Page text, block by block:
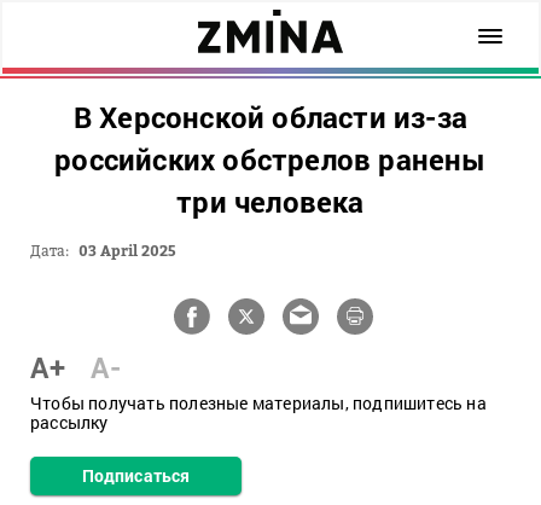
В Херсонской области из-за
российских обстрелов ранены
три человека
Дата: 03 April 2025
A+ A-
Чтобы получать полезные материалы, подпишитесь на
рассылку
Подписаться